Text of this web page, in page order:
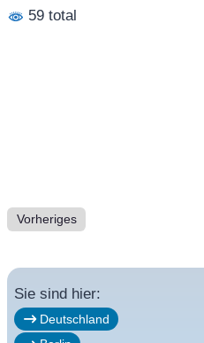
59 total
Vorheriges
Sie sind hier:
Deutschland